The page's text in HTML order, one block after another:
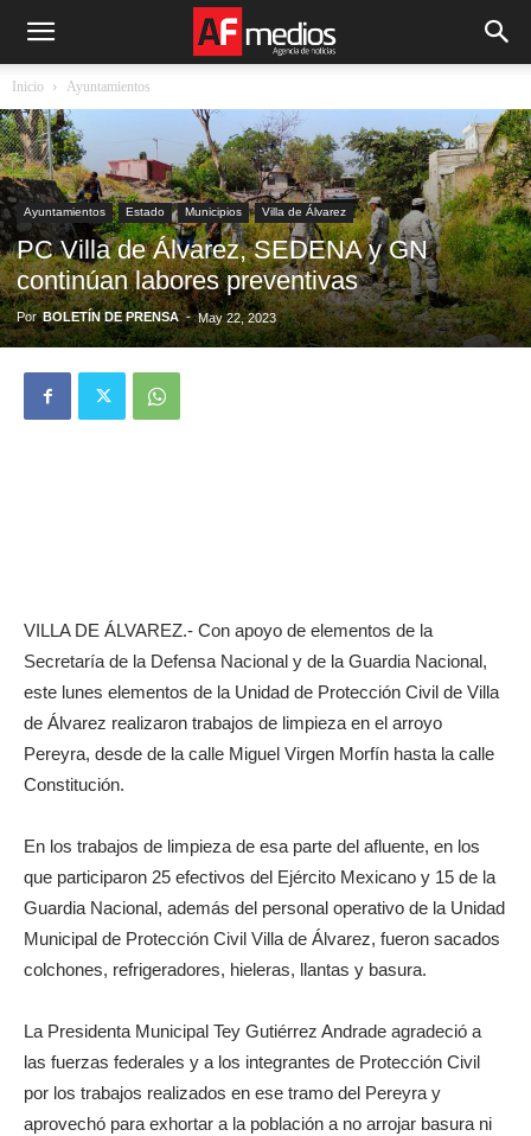
Inicio Ayuntamientos
Ayuntamientos Estado Municipios Villa de Álvarez
PC Villa de Álvarez, SEDENA y GN
continúan labores preventivas
Por BOLETÍN DE PRENSA - May 22, 2023
VILLA DE ÁLVAREZ.- Con apoyo de elementos de la
Secretaría de la Defensa Nacional y de la Guardia Nacional,
este lunes elementos de la Unidad de Protección Civil de Villa
de Álvarez realizaron trabajos de limpieza en el arroyo
Pereyra, desde de la calle Miguel Virgen Morfín hasta la calle
Constitución.
En los trabajos de limpieza de esa parte del afluente, en los
que participaron 25 efectivos del Ejército Mexicano y 15 de la
Guardia Nacional, además del personal operativo de la Unidad
Municipal de Protección Civil Villa de Álvarez, fueron sacados
colchones, refrigeradores, hieleras, llantas y basura.
La Presidenta Municipal Tey Gutiérrez Andrade agradeció a
las fuerzas federales y a los integrantes de Protección Civil
por los trabajos realizados en ese tramo del Pereyra y
aprovechó para exhortar a la población a no arrojar basura ni